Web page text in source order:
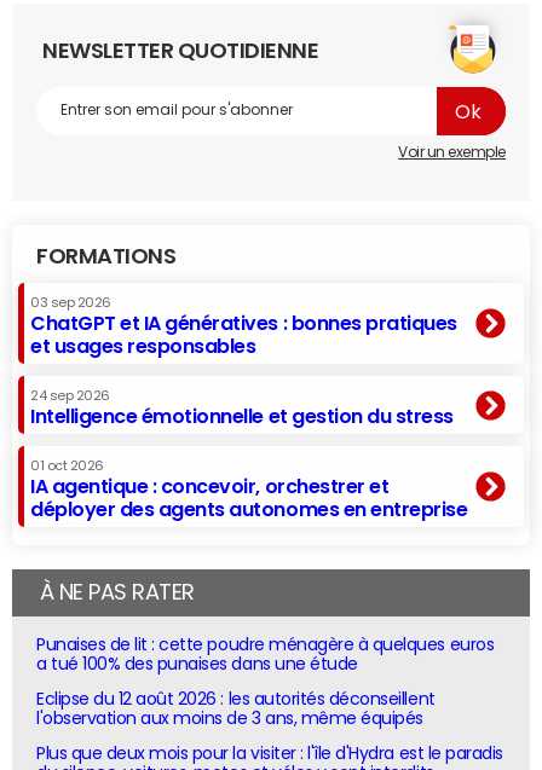
NEWSLETTER QUOTIDIENNE
Voir un exemple
FORMATIONS
03 sep 2026
ChatGPT et IA génératives : bonnes pratiques
et usages responsables
24 sep 2026
Intelligence émotionnelle et gestion du stress
01 oct 2026
IA agentique : concevoir, orchestrer et
déployer des agents autonomes en entreprise
À NE PAS RATER
Punaises de lit : cette poudre ménagère à quelques euros
a tué 100% des punaises dans une étude
Eclipse du 12 août 2026 : les autorités déconseillent
l'observation aux moins de 3 ans, même équipés
Plus que deux mois pour la visiter : l'île d'Hydra est le paradis